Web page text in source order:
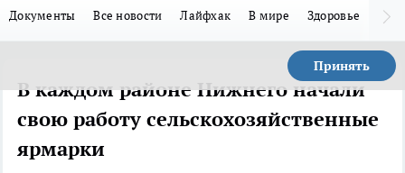
Документы Все новости Лайфхак В мире Здоровье
Принять
В каждом районе Нижнего начали
свою работу сельскохозяйственные
ярмарки